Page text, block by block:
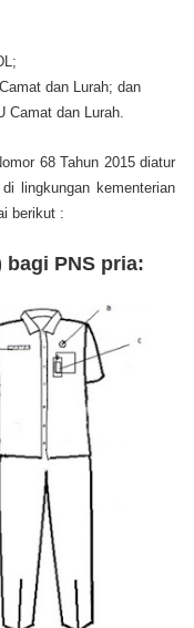
dan Lurah; dan
dan Lurah.
68 Tahun 2015 diatur
lingkungan kementerian
berikut :
bagi PNS pria: